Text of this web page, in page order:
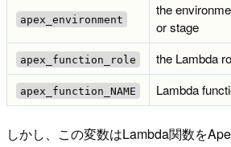
apex_environment
the
or stage
apex_function_role the Lambda
apex_function_NAME Lambda
しかし、この変数はLambda関数を